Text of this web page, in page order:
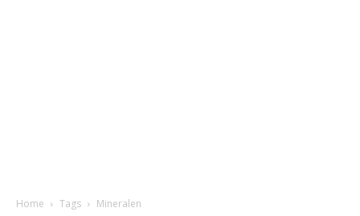
Home Tags Mineralen